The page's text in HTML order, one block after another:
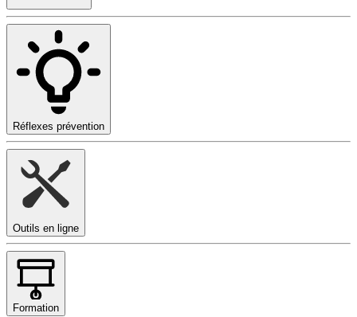
Réflexes prévention
Outils en ligne
Formation